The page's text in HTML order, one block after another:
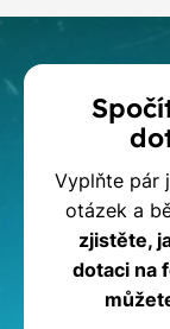
na
Vyplňte pár
otázek a
zjistěte,
dotaci na